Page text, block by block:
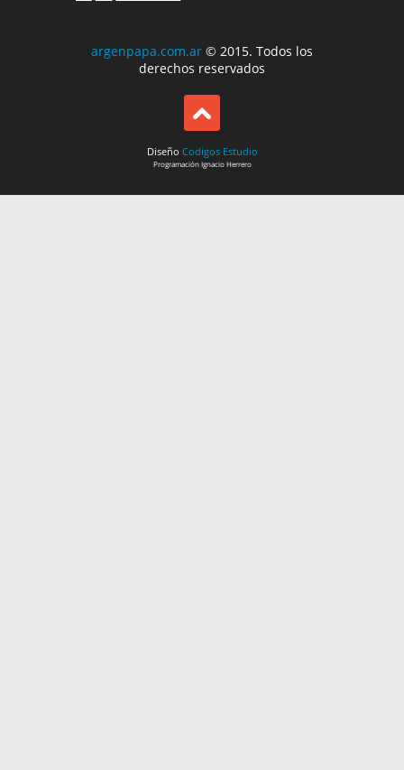
argenpapa.com.ar © 2015. Todos los
derechos reservados
Diseño Codigos Estudio
ProgramaciónIgnacio Herrero